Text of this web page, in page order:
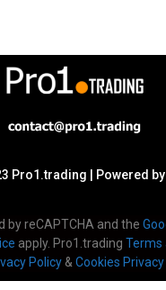
Pro1.trading | Powered
by reCAPTCHA and the
apply. Pro1.trading Terms
Policy & Cookies Privacy